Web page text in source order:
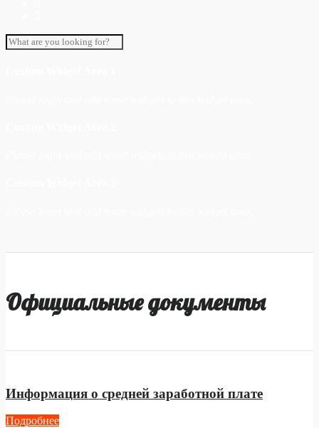
Официальные документы
Информация о средней заработной плате
Подробнее